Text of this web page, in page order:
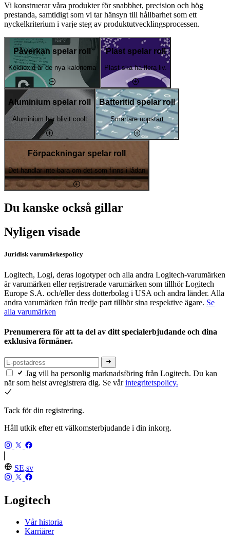
Vi konstruerar våra produkter för snabbhet, precision och hög
prestanda, samtidigt som vi tar hänsyn till hållbarhet som ett
nyckelkriterium i varje steg av produktutvecklingsprocessen.
Påverkan spelar roll
Koldioxid är de nya kalorierna
Plast spelar roll
Plast ska ha flera liv.
Aluminium spelar roll
Aluminium har blivit coolt
Batteritid spelar roll
Smartare uppstart
Förpackningar spelar roll
Det handlar inte bara om det som finns i lådan
Du kanske också gillar
Nyligen visade
Juridisk varumärkespolicy
Logitech, Logi, deras logotyper och alla andra Logitech-varumärken
är varumärken eller registrerade varumärken som tillhör Logitech
Europe S.A. och/eller dess dotterbolag i USA och andra länder. Alla
andra varumärken från tredje part tillhör sina respektive ägare. Se
alla varumärken
Prenumerera för att ta del av ditt specialerbjudande och dina
exklusiva förmåner.
Jag vill ha personlig marknadsföring från Logitech. Du kan
när som helst avregistrera dig. Se vårintegritetspolicy.
Tack för din registrering.
Håll utkik efter ett välkomsterbjudande i din inkorg.
SE,sv
Logitech
Vår historia
Karriärer